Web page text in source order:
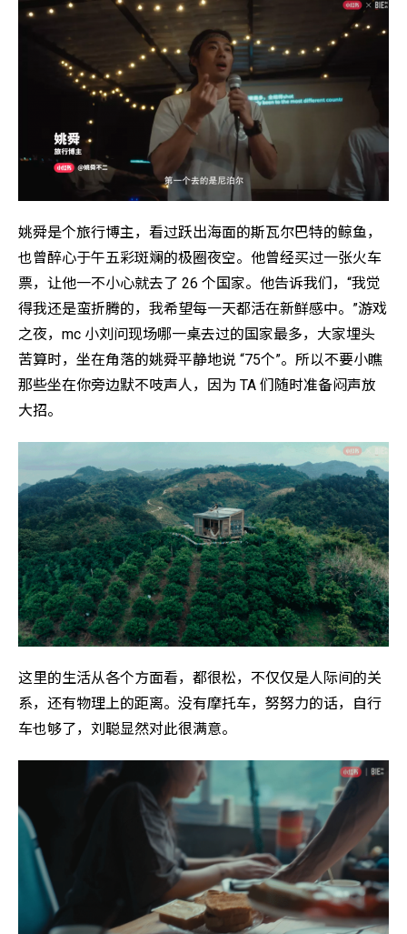
姚舜是个旅行博主，看过跃出海面的斯瓦尔巴特的鲸鱼，
也曾醉心于午五彩斑斓的极圈夜空。他曾经买过一张火车
票，让他一不小心就去了 26 个国家。他告诉我们，“我觉
得我还是蛮折腾的，我希望每一天都活在新鲜感中。”游戏
之夜，mc 小刘问现场哪一桌去过的国家最多，大家埋头
苦算时，坐在角落的姚舜平静地说 “75个”。所以不要小瞧
那些坐在你旁边默不吱声人，因为 TA 们随时准备闷声放
大招。
这里的生活从各个方面看，都很松，不仅仅是人际间的关
系，还有物理上的距离。没有摩托车，努努力的话，自行
车也够了，刘聪显然对此很满意。